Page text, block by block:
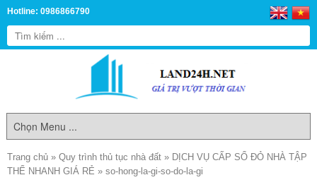
Hotline: 0986866790
Trang chủ » Quy trình thủ tục nhà đất » DỊCH VỤ CẤP SỔ ĐỎ NHÀ TẬP
THỂ NHANH GIÁ RẺ » so-hong-la-gi-so-do-la-gi